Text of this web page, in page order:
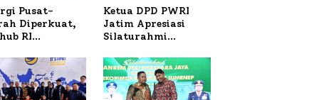
Pusat-
Diperkuat,
RI
Bahas
KM
Sentosa II
Ketua DPD PWRI
Jatim Apresiasi
Silaturahmi
dan PWRI, Sebut
Kemitraan Ideal
Polri-Pers